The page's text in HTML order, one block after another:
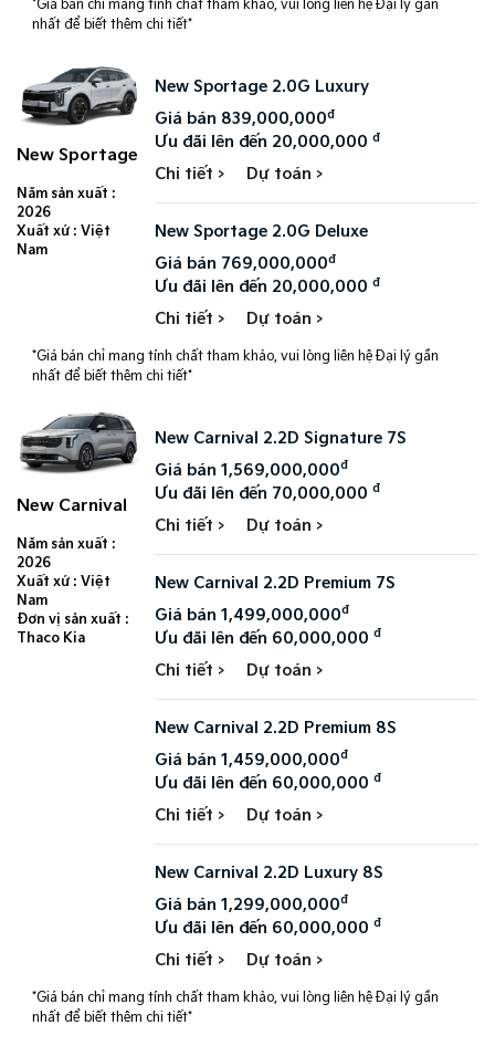
*Giá bán chỉ mang tính chất tham khảo, vui lòng liên hệ Đại lý gần
nhất để biết thêm chi tiết*
New Sportage
Năm sản xuất :
2026
Xuất xứ : Việt
Nam
New Sportage 2.0G Luxury
Giá bán 839,000,000đ
Ưu đãi lên đến 20,000,000đ
Chi tiết > Dự toán >
New Sportage 2.0G Deluxe
Giá bán 769,000,000đ
Ưu đãi lên đến 20,000,000đ
Chi tiết > Dự toán >
*Giá bán chỉ mang tính chất tham khảo, vui lòng liên hệ Đại lý gần
nhất để biết thêm chi tiết*
New Carnival
Năm sản xuất :
2026
Xuất xứ : Việt
Nam
Đơn vị sản xuất :
Thaco Kia
New Carnival 2.2D Signature 7S​
Giá bán 1,569,000,000đ
Ưu đãi lên đến 70,000,000đ
Chi tiết > Dự toán >
New Carnival 2.2D Premium 7S​
Giá bán 1,499,000,000đ
Ưu đãi lên đến 60,000,000đ
Chi tiết > Dự toán >
New Carnival 2.2D Premium 8S​
Giá bán 1,459,000,000đ
Ưu đãi lên đến 60,000,000đ
Chi tiết > Dự toán >
New Carnival 2.2D Luxury 8S​
Giá bán 1,299,000,000đ
Ưu đãi lên đến 60,000,000đ
Chi tiết > Dự toán >
*Giá bán chỉ mang tính chất tham khảo, vui lòng liên hệ Đại lý gần
nhất để biết thêm chi tiết*